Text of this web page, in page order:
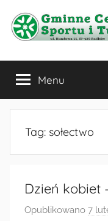
treści
Gminne
Centrum
Kultury,
Sportu
Turystyki
Menu
Tag: sołectwo
Dzień kobiet
Opublikowano 7